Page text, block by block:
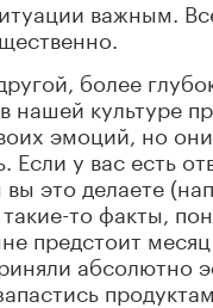
важным.
более
нашей культуре
эмоций, но они
Если у вас есть
это делаете
то факты,
предстоит месяц
абсолютно